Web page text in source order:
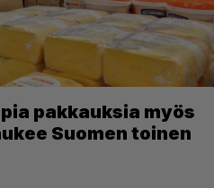
pakkauksia myös
Suomen toinen